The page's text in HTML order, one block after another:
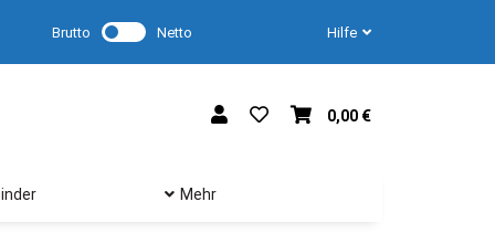
Brutto Netto Hilfe
0,00 €
Mehr